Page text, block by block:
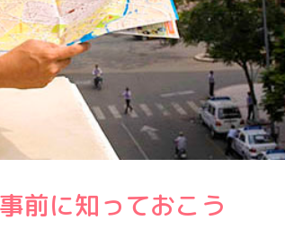
前に知っておこう